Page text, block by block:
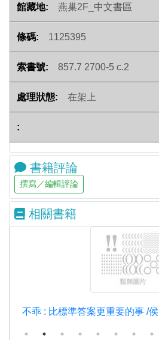
燕巢2F_中文書區
1125395
857.7 2700-5 c.2
在架上
書籍評論
相關書籍
不乖 : 比標準答案更重要的事 /